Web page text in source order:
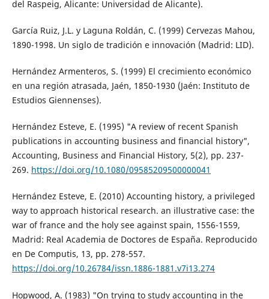
del Raspeig, Alicante: Universidad de Alicante).
García Ruiz, J.L. y Laguna Roldán, C. (1999) Cervezas Mahou,
1890-1998. Un siglo de tradición e innovación (Madrid: LID).
Hernández Armenteros, S. (1999) El crecimiento económico
en una región atrasada, Jaén, 1850-1930 (Jaén: Instituto de
Estudios Giennenses).
Hernández Esteve, E. (1995) "A review of recent Spanish
publications in accounting business and financial history",
Accounting, Business and Financial History, 5(2), pp. 237-
269. https://doi.org/10.1080/09585209500000041
Hernández Esteve, E. (2010) Accounting history, a privileged
way to approach historical research. an illustrative case: the
war of france and the holy see against spain, 1556-1559,
Madrid: Real Academia de Doctores de España. Reproducido
en De Computis, 13, pp. 278-557.
https://doi.org/10.26784/issn.1886-1881.v7i13.274
Hopwood, A. (1983) "On trying to study accounting in the